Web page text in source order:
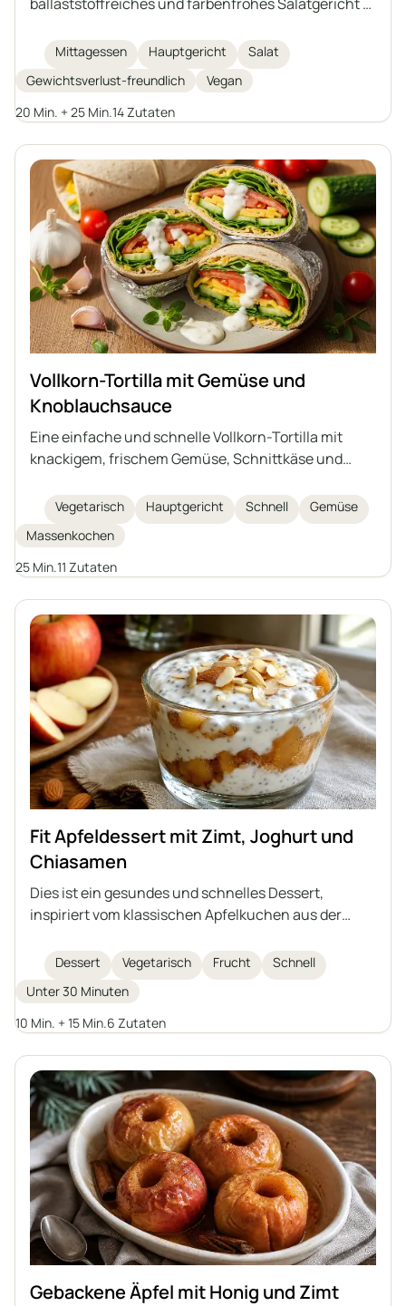
gerösteten Süßkartoffeln, Kichererbsen, frischer
Rucola, Avocado und gekeimten Kürbiskernen wird
sie mit einem hausgemachten Tahini-Dressing für
zusätzlichen Geschmack und Cremigkeit
eine sättigende, pflanzliche Mahlzeit suchen.
Mittagessen Hauptgericht
Salat
Gewichtsverlust-freundlich
Vegan
20 Min. + 25 Min.14 Zutaten
Vollkorn-Tortilla mit Gemüse und
Knoblauchsauce
Eine einfache und schnelle Vollkorn-Tortilla mit
knackigem, frischem Gemüse, Schnittkäse und
auf Basis von Naturjoghurt und Mayonnaise. Ideal
als nahrhafter Snack, Mittagessen oder leichtes
Abendessen. Ein Gericht, das einfach zuzubereiten
ist und reich an Geschmack.
Vegetarisch Hauptgericht Schnell
Gemüse
Massenkochen
25 Min.11 Zutaten
Fit Apfeldessert mit Zimt, Joghurt und
Chiasamen
Dies ist ein gesundes und schnelles Dessert,
inspiriert vom klassischen Apfelkuchen aus der
Es besteht aus gedünsteten Äpfeln mit Zimt, einer
zarten Joghurtcreme mit Chiasamen und
knusprigen Mandeln als Topping. Ideal für alle, die
auf ihre Ernährung achten und hausgemachte
Dessert Vegetarisch Frucht
Schnell
Unter 30 Minuten
10 Min. + 15 Min.6 Zutaten
Gebackene Äpfel mit Honig und Zimt